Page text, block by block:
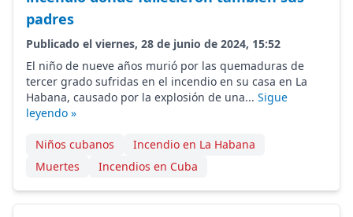
padres
Publicado el viernes, 28 de junio de 2024, 15:52
El niño de nueve años murió por las quemaduras de
tercer grado sufridas en el incendio en su casa en La
Habana, causado por la explosión de una... Sigue
leyendo »
Niños cubanos
Incendio en La Habana
Muertes
Incendios en Cuba